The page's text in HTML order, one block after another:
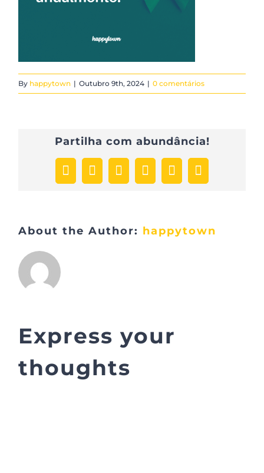
By happytown | Outubro 9th, 2024 | 0 comentários
Partilha com abundância!
Facebook
X LinkedInWhatsApp
PinterestEmail
(necessário
publicado)
About the Author: happytown
Express your
thoughts